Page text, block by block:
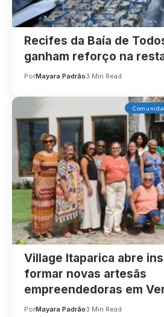
Recifes da Baía de
ganham reforço na
PorMayara Padrão3 Min Read
Village Itaparica abre
formar novas artesãs
empreendedoras em
PorMayara Padrão3 Min Read